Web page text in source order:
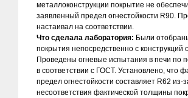
металлоконструкции покрытие не
заявленный предел огнестойкости R90.
настаивал на соответствии.
Что сделала лаборатория: Были
покрытия непосредственно с конструкций
Проведены огневые испытания в печи по
в соответствии с ГОСТ. Установлено, что
предел огнестойкости составляет R62 из-
несоответствия фактической толщины